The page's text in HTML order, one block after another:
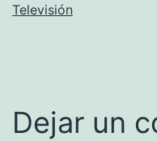
Televisión
Dejar un